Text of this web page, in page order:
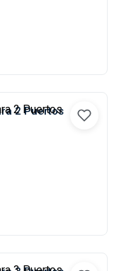
2 Puertos